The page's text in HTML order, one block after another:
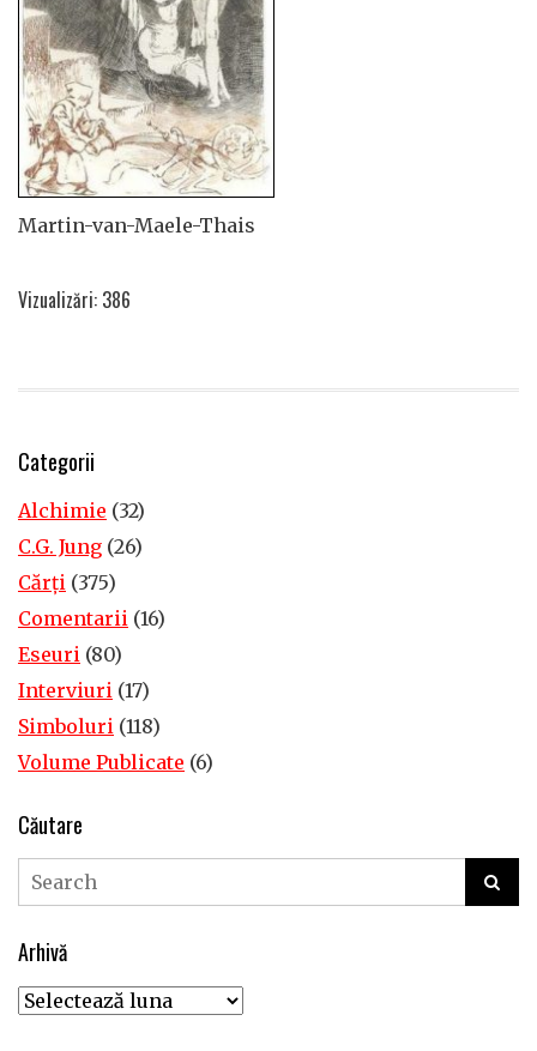
Martin-van-Maele-Thais
Vizualizări: 386
Categorii
Alchimie (32)
C.G. Jung (26)
Cărţi (375)
Comentarii (16)
Eseuri (80)
Interviuri (17)
Simboluri (118)
Volume Publicate (6)
Căutare
Arhivă